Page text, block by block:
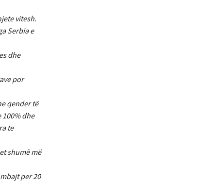
vitesh.
Serbia e
dhe
por
qender të
dhe
te
shumë më
per 20